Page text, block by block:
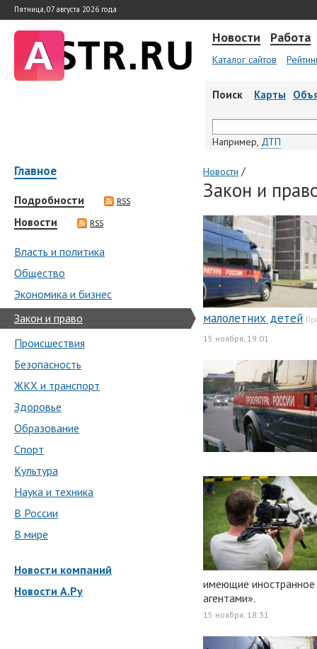
Пятница, 07 августа 2026 года
Новости Работа
Каталог сайтов
Поиск Карты
Например, ДТП
Главное
Подробности RSS
Новости RSS
Власть и политика
Общество
Экономика и бизнес
Закон и право
Происшествия
Безопасность
ЖКХ и транспорт
Здоровье
Образование
Спорт
Культура
Наука и техника
В России
В мире
Новости компаний
Новости А.Ру
Новости /
Закон и
малолетних детей
15 ноября, 19:01
имеющие
агентами».
15 ноября, 18:31